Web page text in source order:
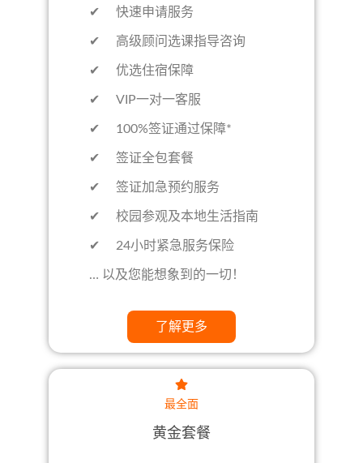
✔ 快速申请服务
✔ 高级顾问选课指导咨询
✔ 优选住宿保障
✔ VIP一对一客服
✔ 100%签证通过保障*
✔ 签证全包套餐
✔ 签证加急预约服务
✔ 校园参观及本地生活指南
✔ 24小时紧急服务保险
… 以及您能想象到的一切！
了解更多
最全面
黄金套餐